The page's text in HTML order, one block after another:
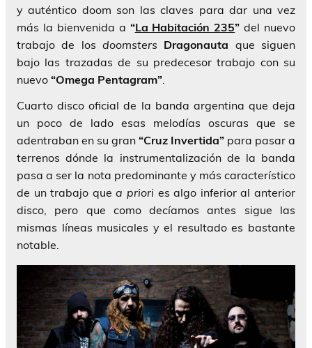
y auténtico doom son las claves para dar una vez
más la bienvenida a “La Habitación 235” del nuevo
trabajo de los doomsters Dragonauta que siguen
bajo las trazadas de su predecesor trabajo con su
nuevo “Omega Pentagram”
Cuarto disco oficial de la banda argentina que deja
un poco de lado esas melodías oscuras que se
adentraban en su gran “Cruz Invertida” para pasar a
terrenos dónde la instrumentalización de la banda
pasa a ser la nota predominante y más característico
de un trabajo quea priori es algo inferior al anterior
disco, pero que como decíamos antes sigue las
mismas líneas musicales y el resultado es bastante
notable.